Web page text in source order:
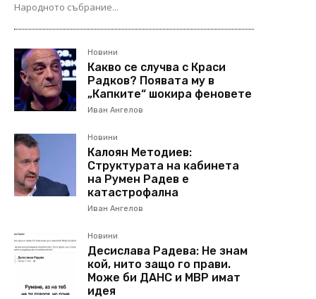
Народното събрание...
Новини
Какво се случва с Краси
Радков? Появата му в
„Капките“ шокира феновете
Иван Ангелов
Новини
Калоян Методиев:
Структурата на кабинета
на Румен Радев е
катастрофална
Иван Ангелов
Новини
Десислава Радева: Не знам
кой, нито защо го прави.
Може би ДАНС и МВР имат
идея